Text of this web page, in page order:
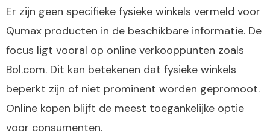
Er zijn geen specifieke fysieke winkels vermeld voor
Qumax producten in de beschikbare informatie. De
focus ligt vooral op online verkooppunten zoals
Bol.com. Dit kan betekenen dat fysieke winkels
beperkt zijn of niet prominent worden gepromoot.
Online kopen blijft de meest toegankelijke optie
voor consumenten.